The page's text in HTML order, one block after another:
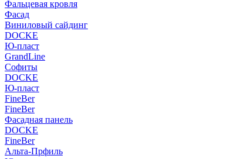
Фальцевая кровля
Фасад
Виниловый сайдинг
DOCKE
Ю-пласт
GrandLine
Софиты
DOCKE
Ю-пласт
FineBer
FineBer
Фасадная панель
DOCKE
FineBer
Альта-Прфиль